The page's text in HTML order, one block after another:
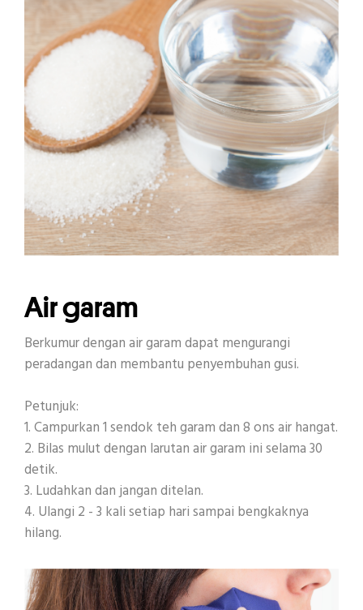
Air garam
Berkumur dengan air garam dapat mengurangi
peradangan dan membantu penyembuhan gusi.
Petunjuk:
1. Campurkan 1 sendok teh garam dan 8 ons air hangat.
2. Bilas mulut dengan larutan air garam ini selama 30
detik.
3. Ludahkan dan jangan ditelan.
4. Ulangi 2 - 3 kali setiap hari sampai bengkaknya
hilang.